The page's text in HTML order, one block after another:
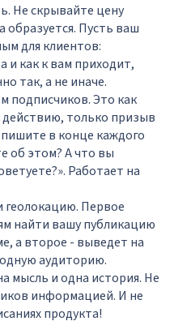
Не скрывайте цену
образуется. Пусть ваш
для клиентов:
и как к вам приходит,
так, а не иначе.
подписчиков. Это как
действию, только призыв
в конце каждого
об этом? А что вы
Работает на
геолокацию. Первое
найти вашу публикацию
а второе - выведет на
аудиторию.
мысль и одна история. Не
информацией. И не
продукта!